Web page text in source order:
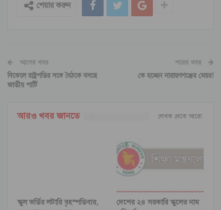
শেয়ার করুন
আগের খবর
বিকেলে রাষ্ট্রপতির সঙ্গে বৈঠকে বসছে
জাতীয় পার্টি
পরের খবর
কে হচ্ছেন নারায়ণগঞ্জের মেয়র!
আরও খবর জানতে লেখক থেকে আরো
স্কুল ভর্তির লটারি বৃহস্পতিবার,
দেশের ২৪ সরকারি স্কুলের নাম